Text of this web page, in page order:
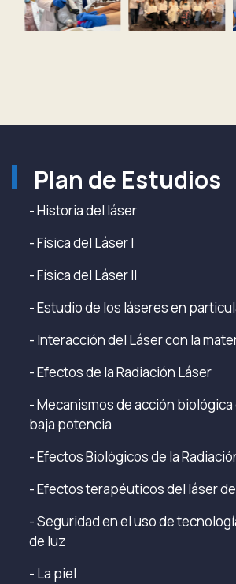
Plan de Estudios
- Historia del láser
- Física del Láser I
- Física del Láser II
- Estudio de los láseres en
- Interacción del Láser con la
- Efectos de la Radiación Láser
- Mecanismos de acción
baja potencia
- Efectos Biológicos de la
- Efectos terapéuticos del láser
- Seguridad en el uso de
de luz
- La piel